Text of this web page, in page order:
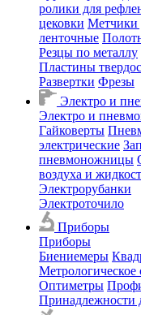
ролики для
цековки Метчики
ленточные
Резцы по металлу
Пластины
Развертки Фрезы
Электро и
Электро и
Гайковерты
электрические
пневмоножницы
воздуха и
Электрорубанки
Электроточило
Приборы
Приборы
Биениемеры
Метрологическое
Оптиметры
Принадлежности